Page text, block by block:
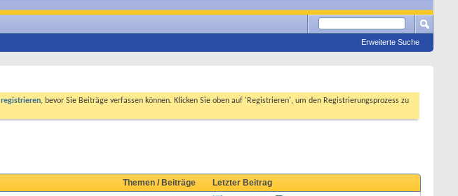
Erweiterte Suche
registrieren, bevor Sie Beiträge verfassen können. Klicken Sie oben auf 'Registrieren', um den Registrierungsprozess zu
Themen / Beiträge Letzter Beitrag